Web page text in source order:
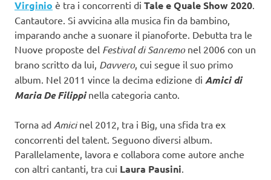
Virginio è tra i concorrenti di Tale e Quale Show 2020
Cantautore. Si avvicina alla musica fin da bambino,
imparando anche a suonare il pianoforte. Debutta tra le
Nuove proposte del Festival di Sanremonel 2006 con un
brano scritto da lui, Davvero, cui segue il suo primo
album. Nel 2011 vince la decima edizione di Amici di
Maria De Filippi nella categoria canto.
Torna ad Amicinel 2012, tra i Big, una sfida tra ex
concorrenti del talent. Seguono diversi album.
Parallelamente, lavora e collabora come autore anche
con altri cantanti, tra cui Laura Pausini